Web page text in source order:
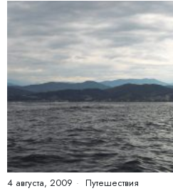
4 августа, 2009 Путешествия